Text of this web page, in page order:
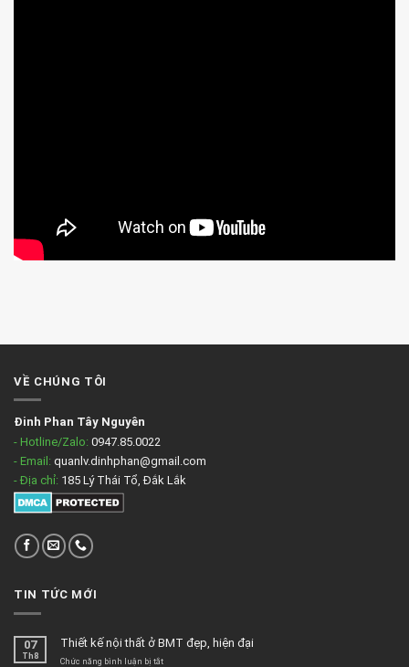
VỀ CHÚNG TÔI
Đinh Phan Tây Nguyên
- Hotline/Zalo: 0947.85.0022
- Email: quanlv.dinhphan@gmail.com
- Địa chỉ: 185 Lý Thái Tổ, Đắk Lắk
TIN TỨC MỚI
07
Th8
Thiết kế nội thất ở BMT đẹp, hiện đại
Chức năng bình luận bị tắtở